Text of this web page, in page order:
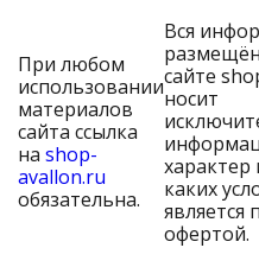
При любом
использовании
материалов
сайта ссылка
на shop-
avallon.ru
обязательна.
Вся
сайте
носит
характер
каких
является
офертой.